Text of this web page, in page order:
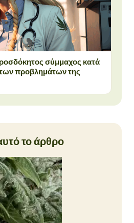
σύμμαχος κατά
προβλημάτων της
το άρθρο